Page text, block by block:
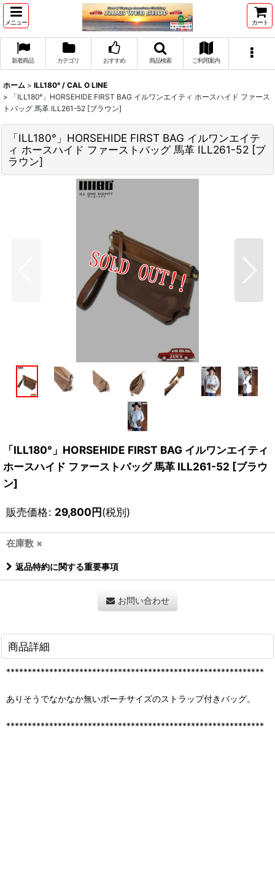
メニュー カート
新着商品 カテゴリ おすすめ 商品検索 ご利用案内
ホーム > ILL180° / CAL O LINE
>
「ILL180°」HORSEHIDE FIRST BAG イルワンエイティ ホースハイド ファース
トバッグ 馬革 ILL261-52 [ブラウン]
「ILL180°」HORSEHIDE FIRST BAG イルワンエイテ
ィ ホースハイド ファーストバッグ 馬革 ILL261-52 [ブ
ラウン]
「ILL180°」HORSEHIDE FIRST BAG イルワンエイティ
ホースハイド ファーストバッグ 馬革 ILL261-52 [ブラウ
ン]
販売価格: 29,800円(税別)
在庫数 ×
返品特約に関する重要事項
お問い合わせ
商品詳細
************************************************************
ありそうでなかなか無いポーチサイズのストラップ付きバッグ。
************************************************************